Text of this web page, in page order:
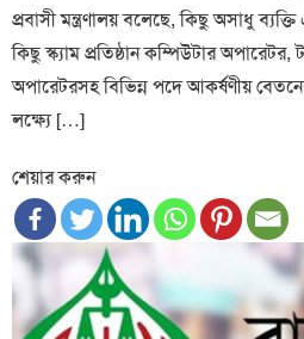
প্রবাসী মন্ত্রণালয় বলেছে, কিছু অসাধু
কিছু স্ক্যাম প্রতিষ্ঠান কম্পিউটার
অপারেটরসহ বিভিন্ন পদে আকর্ষণীয়
লক্ষ্যে […]
শেয়ার করুন